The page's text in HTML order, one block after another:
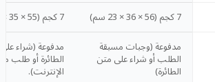
7 كجم (56 × 36 × 23 سم) 7 كجم (55 × 35 × 25 سم)
مدفوعة (وجبات مسبقة
الطلب أو شراء على متن
الطائرة)
مدفوعة (شراء
الطائرة أو طلب
الإنترنت).